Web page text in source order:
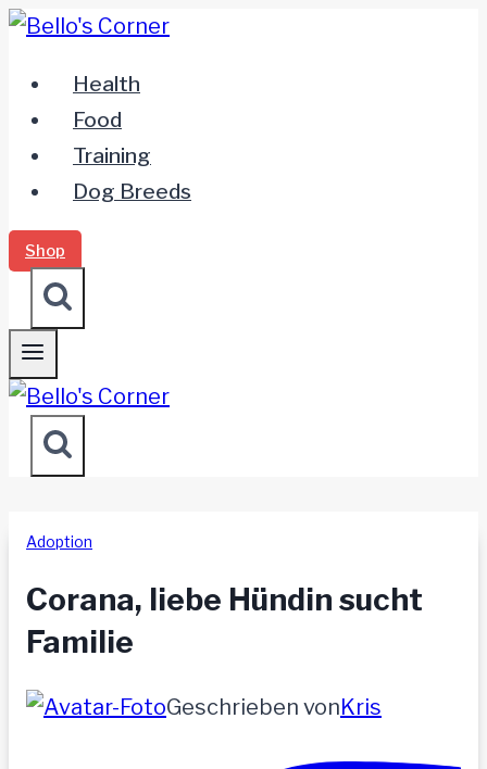
Zum
springenHealth
Food
Training
Dog Breeds
Shop
Adoption
Corana, liebe Hündin sucht
Familie
Geschrieben vonKris